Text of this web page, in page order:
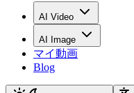
AI Video
AI Image
マイ動画
Blog